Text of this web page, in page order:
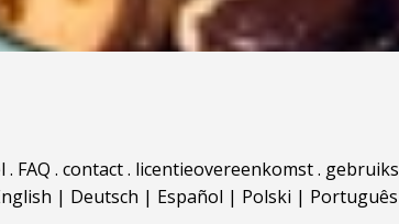
. FAQ . contact. licentieovereenkomst.
| Deutsch | Español | Polski | Português